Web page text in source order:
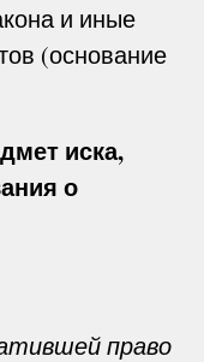
и иные
(основание
иска,
о
право